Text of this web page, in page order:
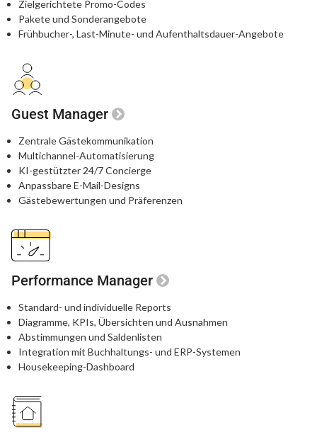
Zielgerichtete Promo-Codes
Pakete und Sonderangebote
Frühbucher-, Last-Minute- und Aufenthaltsdauer-Angebote
Guest Manager
Zentrale Gästekommunikation
Multichannel-Automatisierung
KI-gestützter 24/7 Concierge
Anpassbare E-Mail-Designs
Gästebewertungen und Präferenzen
Performance Manager
Standard- und individuelle Reports
Diagramme, KPIs, Übersichten und Ausnahmen
Abstimmungen und Saldenlisten
Integration mit Buchhaltungs- und ERP-Systemen
Housekeeping-Dashboard